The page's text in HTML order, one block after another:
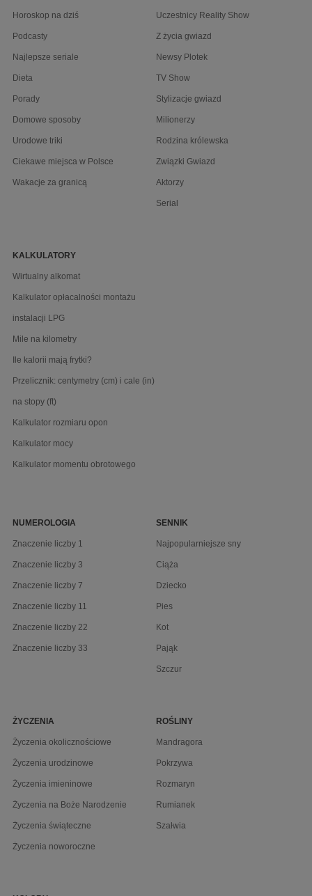
Horoskop na dziś
Podcasty
Najlepsze seriale
Dieta
Porady
Domowe sposoby
Urodowe triki
Ciekawe miejsca w Polsce
Wakacje za granicą
Uczestnicy Reality Show
Z życia gwiazd
Newsy Plotek
TV Show
Stylizacje gwiazd
Milionerzy
Rodzina królewska
Związki Gwiazd
Aktorzy
Serial
KALKULATORY
Wirtualny alkomat
Kalkulator opłacalności montażu
instalacji LPG
Mile na kilometry
Ile kalorii mają frytki?
Przelicznik: centymetry (cm) i cale (in)
na stopy (ft)
Kalkulator rozmiaru opon
Kalkulator mocy
Kalkulator momentu obrotowego
NUMEROLOGIA
Znaczenie liczby 1
Znaczenie liczby 3
Znaczenie liczby 7
Znaczenie liczby 11
Znaczenie liczby 22
Znaczenie liczby 33
SENNIK
Najpopularniejsze sny
Ciąża
Dziecko
Pies
Kot
Pająk
Szczur
ŻYCZENIA
Życzenia okolicznościowe
Życzenia urodzinowe
Życzenia imieninowe
Życzenia na Boże Narodzenie
Życzenia świąteczne
Życzenia noworoczne
ROŚLINY
Mandragora
Pokrzywa
Rozmaryn
Rumianek
Szałwia